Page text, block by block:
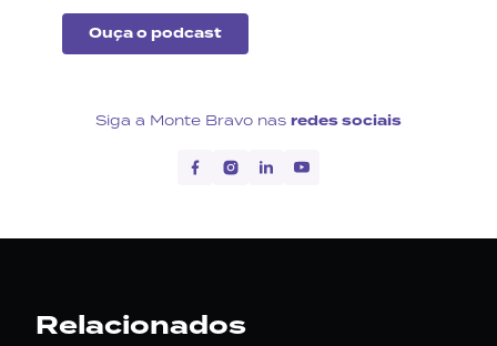
Ouça o podcast
Siga a Monte Bravo nas redes sociais
Relacionados